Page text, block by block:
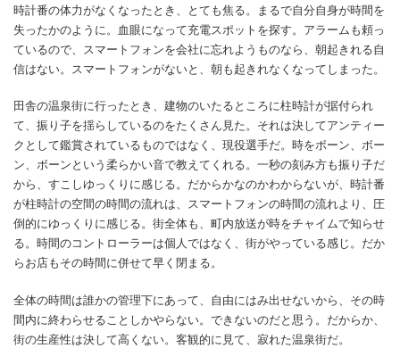
時計番の体力がなくなったとき、とても焦る。まるで自分自身が時間を
失ったかのように。血眼になって充電スポットを探す。アラームも頼っ
ているので、スマートフォンを会社に忘れようものなら、朝起きれる自
信はない。スマートフォンがないと、朝も起きれなくなってしまった。
田舎の温泉街に行ったとき、建物のいたるところに柱時計が据付られ
て、振り子を揺らしているのをたくさん見た。それは決してアンティー
クとして鑑賞されているものではなく、現役選手だ。時をボーン、ボー
ン、ボーンという柔らかい音で教えてくれる。一秒の刻み方も振り子だ
から、すこしゆっくりに感じる。だからかなのかわからないが、時計番
が柱時計の空間の時間の流れは、スマートフォンの時間の流れより、圧
倒的にゆっくりに感じる。街全体も、町内放送が時をチャイムで知らせ
る。時間のコントローラーは個人ではなく、街がやっている感じ。だか
らお店もその時間に併せて早く閉まる。
全体の時間は誰かの管理下にあって、自由にはみ出せないから、その時
間内に終わらせることしかやらない。できないのだと思う。だからか、
街の生産性は決して高くない。客観的に見て、寂れた温泉街だ。